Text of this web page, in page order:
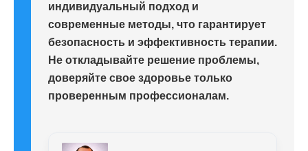
индивидуальный подход и
современные методы, что гарантирует
безопасность и эффективность терапии.
Не откладывайте решение проблемы,
доверяйте свое здоровье только
проверенным профессионалам.